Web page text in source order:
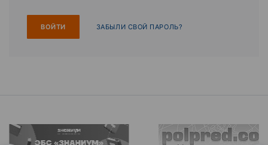
ЗАБЫЛИ СВОЙ ПАРОЛЬ?